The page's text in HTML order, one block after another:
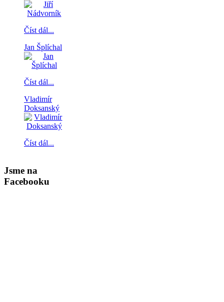
Číst dál...
Jan Šplíchal
Číst dál...
Vladimír
Doksanský
Číst dál...
Jsme na
Facebooku